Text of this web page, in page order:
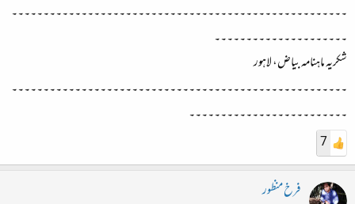
۔۔۔۔۔۔۔۔۔۔۔۔۔۔۔۔۔۔۔۔۔۔۔۔۔۔۔۔۔۔۔۔۔۔۔۔۔۔۔۔۔۔۔۔۔۔۔۔۔۔۔۔۔
۔۔۔۔۔۔۔۔۔۔۔۔۔۔۔۔۔۔۔۔۔
شکریہ ماہنامہ بیاض، لاہور
۔۔۔۔۔۔۔۔۔۔۔۔۔۔۔۔۔۔۔۔۔۔۔۔۔۔۔۔۔۔۔۔۔۔۔۔۔۔۔۔۔۔۔۔۔۔۔۔۔۔۔۔۔
۔۔۔۔۔۔۔۔۔۔۔۔۔۔۔۔۔۔۔۔۔۔۔۔۔
7
فرخ منظور